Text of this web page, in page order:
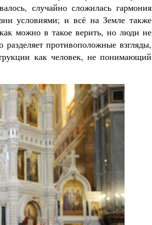
случайно сложилась гармония
условиями; и всё на Земле также
можно в такое верить, но люди не
противоположные взгляды,
как человек, не понимающий
Роман Котов